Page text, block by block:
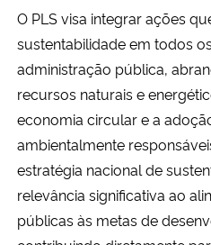
O PLS visa integrar ações
sustentabilidade em todos
administração pública,
recursos naturais e
economia circular e a
ambientalmente
estratégia nacional de
relevância significativa ao
públicas às metas de